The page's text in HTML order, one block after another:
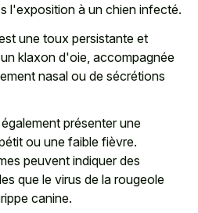
l'exposition à un chien infecté.
une toux persistante et
klaxon d'oie, accompagnée
nasal ou de sécrétions
présenter une
ou une faible fièvre.
peuvent indiquer des
que le virus de la rougeole
canine.